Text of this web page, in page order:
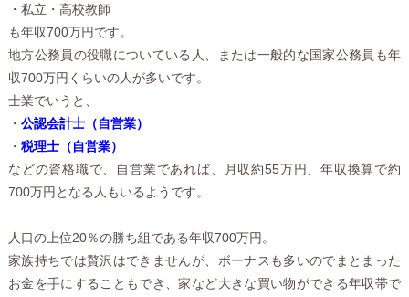
・私立・高校教師
も年収700万円です。
地方公務員の役職についている人、または一般的な国家公務員も年
収700万円くらいの人が多いです。
士業でいうと、
・ 公認会計士（自営業）
・ 税理士（自営業）
などの資格職で、自営業であれば、月収約55万円、年収換算で約
700万円となる人もいるようです。
人口の上位20％の勝ち組である年収700万円。
家族持ちでは贅沢はできませんが、ボーナスも多いのでまとまった
お金を手にすることもでき、家など大きな買い物ができる年収帯で